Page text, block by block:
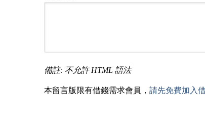
備註: 不允許 HTML 語法
本留言版限有借錢需求會員， 請先免費加入